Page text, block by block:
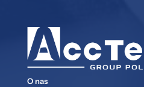
O nas